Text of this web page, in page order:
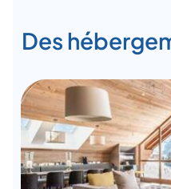
Des